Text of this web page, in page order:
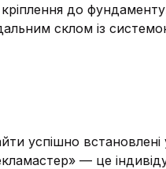
до
склом із
успішно
— це